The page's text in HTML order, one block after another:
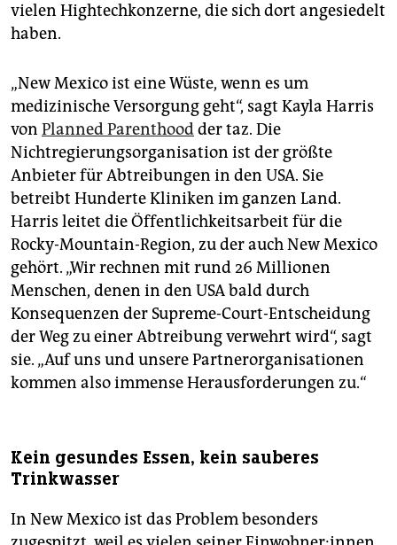
vielen Hightechkonzerne, die sich dort angesiedelt
haben.
„New Mexico ist eine Wüste, wenn es um
medizinische Versorgung geht“, sagt Kayla Harris
von Planned Parent­hoodder taz. Die
Nichtregierungsorganisation ist der größte
Anbieter für Abtreibungen in den USA. Sie
betreibt Hunderte Kliniken im ganzen Land.
Harris leitet die Öffentlichkeitsarbeit für die
Rocky-Mountain-Region, zu der auch New Mexico
gehört. „Wir rechnen mit rund 26 Millionen
Menschen, denen in den USA bald durch
Konsequenzen der Supreme-Court-Entscheidung
der Weg zu einer Abtreibung verwehrt wird“, sagt
sie. „Auf uns und unsere Partnerorganisationen
kommen also immense Herausforderungen zu.“
Kein gesundes Essen, kein sauberes
Trinkwasser
In New Mexico ist das Problem besonders